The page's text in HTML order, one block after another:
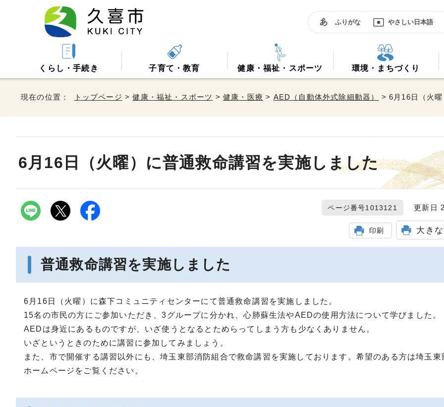
ふりがな やさしい日本語
くらし・手続き 子育て・教育 健康・福祉・スポーツ 環境・まちづくり
現在の位置： トップページ >健康・福祉・スポーツ >健康・医療 > AED（自動体外式除細動器） > 6月16日（火
6月16日（火曜）に普通救命講習を実施しました
ページ番号1013121 更新日
印刷 大き
普通救命講習を実施しました
6月16日（火曜）に森下コミュニティセンターにて普通救命講習を実施しました。
15名の市民の方にご参加いただき、3グループに分かれ、心肺蘇生法やAEDの使用方法について学びました。
AEDは身近にあるものですが、いざ使うとなるとためらってしまう方も少なくありません。
いざというときのために講習に参加してみましょう。
また、市で開催する講習以外にも、埼玉東部消防組合で救命講習を実施しております。希望のある方は埼玉
ホームページをご覧ください。